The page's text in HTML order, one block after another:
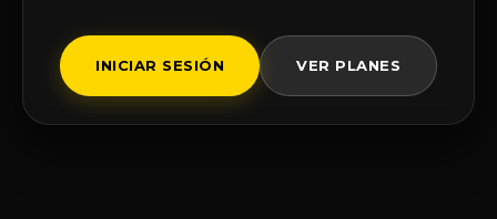
INICIAR SESIÓN VER PLANES